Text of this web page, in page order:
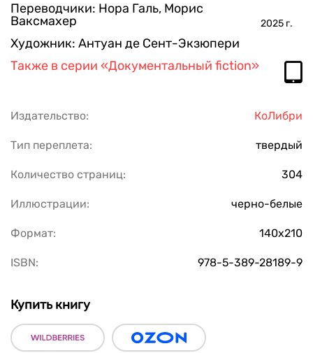
Переводчики: Нора Галь, Морис
Ваксмахер
Художник: Антуан де Сент-Экзюпери
2025 г.
Также в серии «Документальный fiction»
Издательство: КоЛибри
Тип переплета: твердый
Количество страниц: 304
Иллюстрации: черно-белые
Формат: 140х210
ISBN: 978-5-389-28189-9
Купить книгу